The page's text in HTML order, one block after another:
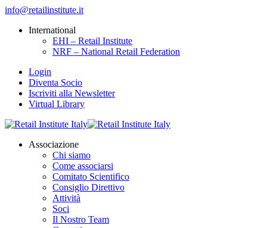
info@retailinstitute.it
International
EHI – Retail Institute
NRF – National Retail Federation
Login
Diventa Socio
Iscriviti alla Newsletter
Virtual Library
Associazione
Chi siamo
Come associarsi
Comitato Scientifico
Consiglio Direttivo
Attività
Soci
Il Nostro Team